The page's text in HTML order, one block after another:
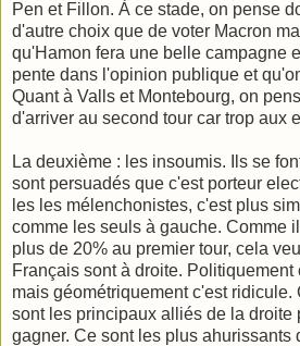
Pen et Fillon. À ce stade, on pense
d'autre choix que de voter Macron
qu'Hamon fera une belle campagne
pente dans l'opinion publique et
Quant à Valls et Montebourg, on
d'arriver au second tour car trop aux
La deuxième : les insoumis. Ils se
sont persuadés que c'est porteur
les les mélenchonistes, c'est plus
comme les seuls à gauche. Comme
plus de 20% au premier tour, cela
Français sont à droite. Politiquement
mais géométriquement c'est ridicule.
sont les principaux alliés de la droite
gagner. Ce sont les plus ahurissants